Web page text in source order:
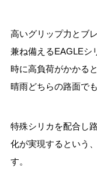
高いグリップ力とブ
兼ね備えるEAGLEシ
時に高負荷がかかる
晴雨どちらの路面で
特殊シリカを配合し
化が実現するという
す。